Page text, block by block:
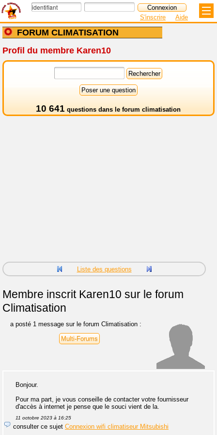
FORUM CLIMATISATION
S'inscrire Aide
Profil du membre Karen10
10 641 questions dans le forum climatisation
Liste des questions
Membre inscritKaren10 sur le forum
Climatisation
a posté 1 message sur le forum Climatisation :
Multi-Forums
Bonjour.
Pour ma part, je vous conseille de contacter votre fournisseur
d'accès à internet je pense que le souci vient de la.
11 octobre 2023 à 16:25
consulter ce sujet Connexion wifi climatiseur Mitsubishi